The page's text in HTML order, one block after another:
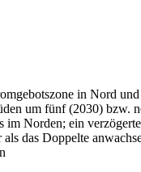
in Nord
um fünf (2030) bzw.
im Norden; ein
das Doppelte